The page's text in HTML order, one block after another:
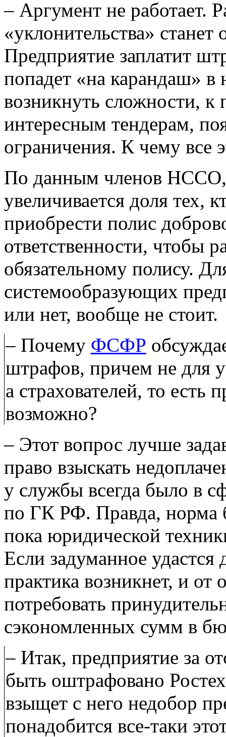
– Аргумент не работает.
«уклонительства»
Предприятие заплатит
попадет «на карандаш» в
возникнуть сложности, к
интересным тендерам,
ограничения. К чему все
По данным членов НССО,
увеличивается доля тех,
приобрести полис
ответственности, чтобы
обязательному полису.
системообразующих
или нет, вообще не стоит.
– Почему ФСФР
штрафов, причем не для
а страхователей, то
возможно?
– Этот вопрос лучше
право взыскать
у службы всегда было в
по ГК РФ. Правда, норма
пока юридической
Если задуманное удастся
практика возникнет, и от
потребовать
сэкономленных сумм в
– Итак, предприятие за
быть оштрафовано
взыщет с него недобор
понадобится все-таки